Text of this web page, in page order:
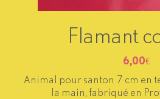
Flamant
6,00€
Animal pour santon 7 cm en
la main, fabriqué en